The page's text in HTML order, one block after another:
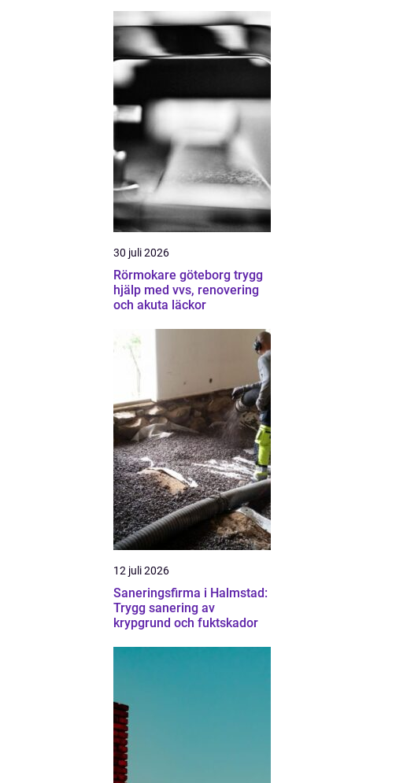
30 juli 2026
Rörmokare göteborg trygg
hjälp med vvs, renovering
och akuta läckor
12 juli 2026
Saneringsfirma i Halmstad:
Trygg sanering av
krypgrund och fuktskador